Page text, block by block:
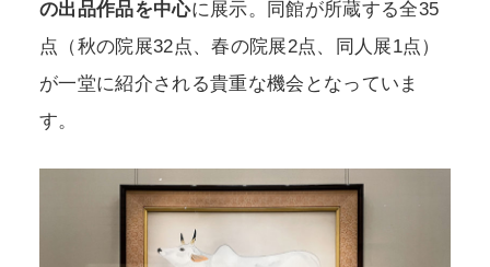
の出品作品を中心に展示。同館が所蔵する全35
点（秋の院展32点、春の院展2点、同人展1点）
が一堂に紹介される貴重な機会となっていま
す。